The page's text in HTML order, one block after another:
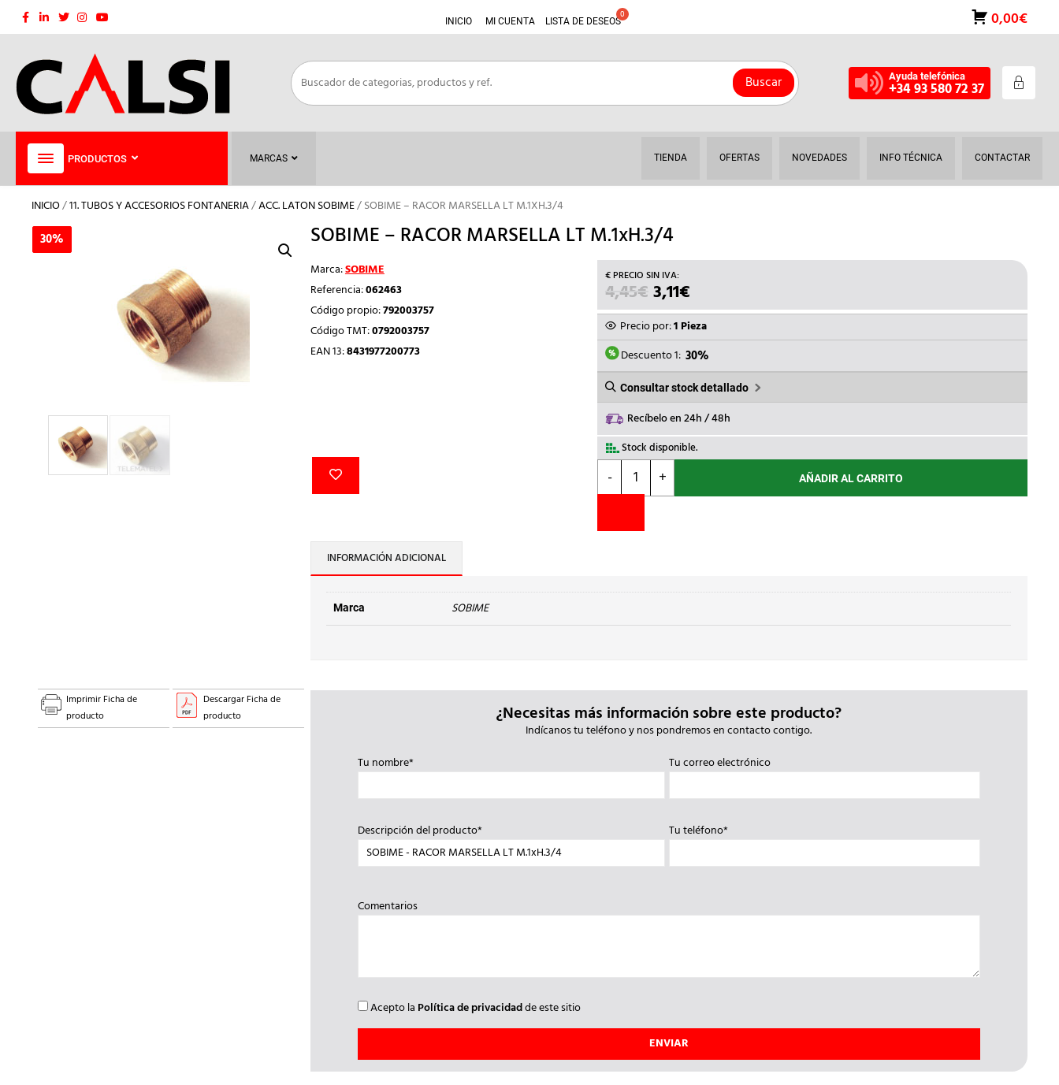
Saltar
INICIO MI CUENTA LISTA DE DESEOS 0,00€
Buscar Ayuda telefónica
+34 93 580 72 37
PRODUCTOS MARCAS TIENDA OFERTAS NOVEDADES INFO TÉCNICA CONTACTAR
INICIO/11. TUBOS Y ACCESORIOS FONTANERIA/ACC. LATON SOBIME/ SOBIME – RACOR MARSELLA LT M.1XH.3/4
30% SOBIME – RACOR MARSELLA LT M.1xH.3/4
Marca:SOBIME
Referencia:062463
Código propio:792003757
Código TMT:0792003757
EAN 13:8431977200773
4,45€ EL
PRECIO
ORIGINAL
ERA:
4,45€.
3,11€EL
PRECIO
ACTUAL
ES:
3,11€.
Precio por:1 Pieza
Descuento 1: 30%
Consultar stock detallado
Recíbelo en 24h / 48h
Stock disponible.
-
SOBIME
RACOR
LT
+ AÑADIR AL CARRITO
INFORMACIÓN ADICIONAL
Marca SOBIME
30%
Imprimir Ficha de
producto
Descargar Ficha de
producto
¿Necesitas más información sobre este producto?
Indícanos tu teléfono y nos pondremos en contacto contigo.
Tu nombre*
Tu correo electrónico
Descripción del producto* Tu teléfono*
Comentarios
Acepto la Política de privacidadde este sitio